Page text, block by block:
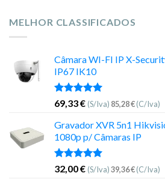
MELHOR CLASSIFICADOS
Câmara WI-FI IP X-
IP67 IK10
Avaliação
5.00
de 5
69,33€ (S/Iva) 85,28€(C/Iva)
Gravador XVR 5n1
1080p p/ Câmaras IP
Avaliação
5.00
de 5
32,00€ (S/Iva)39,36€(C/Iva)